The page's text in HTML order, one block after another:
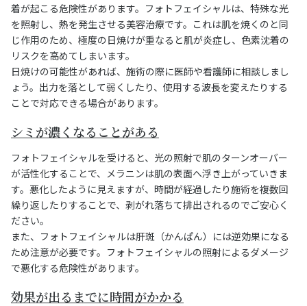
着が起こる危険性があります。フォトフェイシャルは、特殊な光
を照射し、熱を発生させる美容治療です。これは肌を焼くのと同
じ作用のため、極度の日焼けが重なると肌が炎症し、色素沈着の
リスクを高めてしまいます。
日焼けの可能性があれば、施術の際に医師や看護師に相談しまし
ょう。出力を落として弱くしたり、使用する波長を変えたりする
ことで対応できる場合があります。
シミが濃くなることがある
フォトフェイシャルを受けると、光の照射で肌のターンオーバー
が活性化することで、メラニンは肌の表面へ浮き上がっていきま
す。悪化したように見えますが、時間が経過したり施術を複数回
繰り返したりすることで、剥がれ落ちて排出されるのでご安心く
ださい。
また、フォトフェイシャルは肝斑（かんぱん）には逆効果になる
ため注意が必要です。フォトフェイシャルの照射によるダメージ
で悪化する危険性があります。
効果が出るまでに時間がかかる